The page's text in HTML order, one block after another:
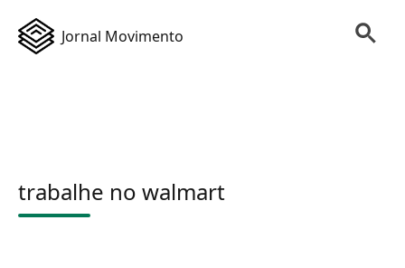
Jornal Movimento
trabalhe no walmart